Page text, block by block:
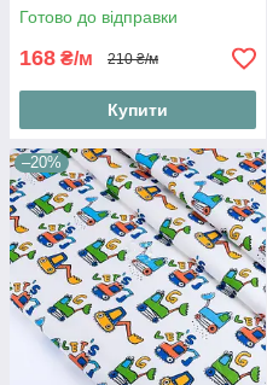
Готово до відправки
168 ₴/м 210 ₴/м
Купити
–20%